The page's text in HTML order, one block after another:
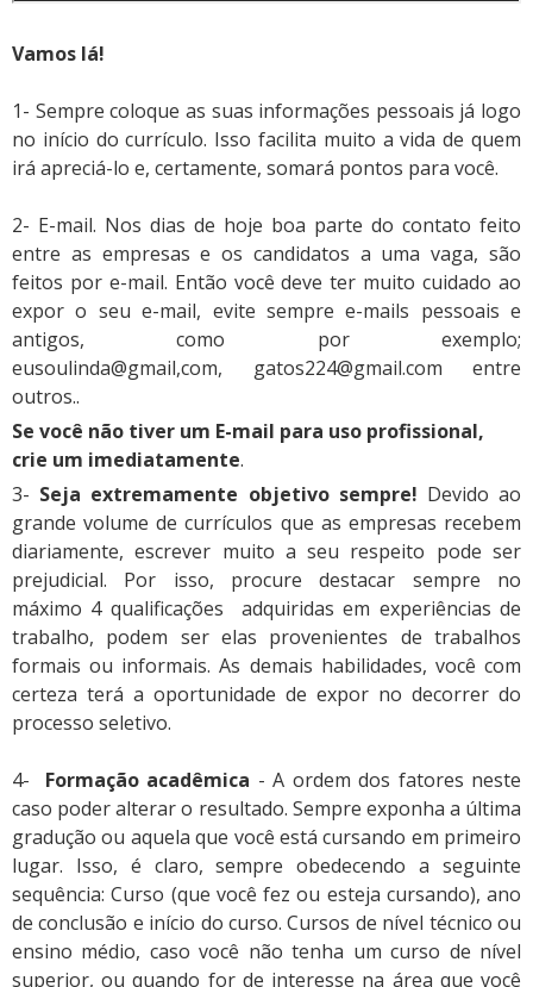
Vamos lá!
1- Sempre coloque as suas informações pessoais já logo
no início do currículo. Isso facilita muito a vida de quem
irá apreciá-lo e, certamente, somará pontos para você.
2- E-mail. Nos dias de hoje boa parte do contato feito
entre as empresas e os candidatos a uma vaga, são
feitos por e-mail. Então você deve ter muito cuidado ao
expor o seu e-mail, evite sempre e-mails pessoais e
antigos, como por exemplo;
eusoulinda@gmail,com, gatos224@gmail.com entre
outros..
Se você não tiver um E-mail para uso profissional,
crie um imediatamente.
3- Seja extremamente objetivo sempre! Devido ao
grande volume de currículos que as empresas recebem
diariamente, escrever muito a seu respeito pode ser
prejudicial. Por isso, procure destacar sempre no
máximo 4 qualificações adquiridas em experiências de
trabalho, podem ser elas provenientes de trabalhos
formais ou informais. As demais habilidades, você com
certeza terá a oportunidade de expor no decorrer do
processo seletivo.
4- Formação acadêmica - A ordem dos fatores neste
caso poder alterar o resultado. Sempre exponha a última
gradução ou aquela que você está cursando em primeiro
lugar. Isso, é claro, sempre obedecendo a seguinte
sequência: Curso (que você fez ou esteja cursando), ano
de conclusão e início do curso. Cursos de nível técnico ou
ensino médio, caso você não tenha um curso de nível
superior, ou quando for de interesse na área que você